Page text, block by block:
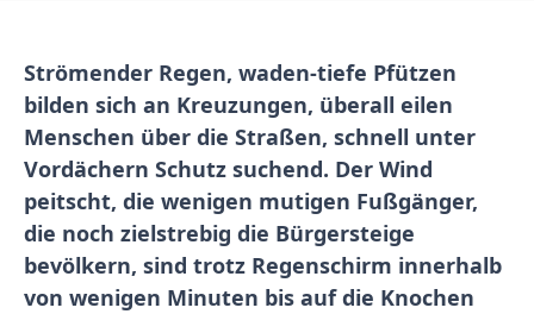
Strömender Regen, waden-tiefe Pfützen
bilden sich an Kreuzungen, überall eilen
Menschen über die Straßen, schnell unter
Vordächern Schutz suchend. Der Wind
peitscht, die wenigen mutigen Fußgänger,
die noch zielstrebig die Bürgersteige
bevölkern, sind trotz Regenschirm innerhalb
von wenigen Minuten bis auf die Knochen